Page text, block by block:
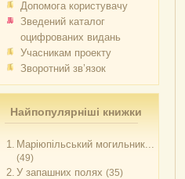
Допомога користувачу
Зведений каталог
оцифрованих видань
Учасникам проекту
Зворотний зв’язок
Найпопулярніші книжки
1. Маріюпільський могильник...
(49)
2. У запашних полях (35)